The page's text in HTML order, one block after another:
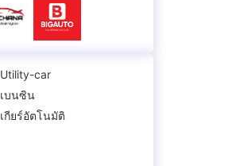
Utility-car
เบนซิน
เกียร์อัตโนมัติ